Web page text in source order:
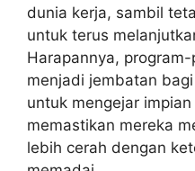
dunia kerja, sambil
untuk terus
Harapannya,
menjadi jembatan
untuk mengejar
memastikan mereka
lebih cerah dengan